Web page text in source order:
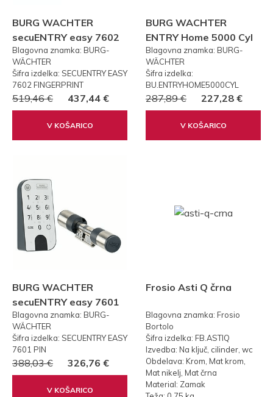
BURG WACHTER
secuENTRY easy 7602
FP PRSTNI ODTIS
Blagovna znamka: BURG-
WÄCHTER
Šifra izdelka: SECUENTRY EASY
7602 FINGERPRINT
519,46 € 437,44 €
V KOŠARICO
BURG WACHTER
ENTRY Home 5000 Cyl
Blagovna znamka: BURG-
WÄCHTER
Šifra izdelka:
BU.ENTRYHOME5000CYL
287,89 € 227,28 €
V KOŠARICO
BURG WACHTER
secuENTRY easy 7601
PIN KODA
Blagovna znamka: BURG-
WÄCHTER
Šifra izdelka: SECUENTRY EASY
7601 PIN
388,03 € 326,76 €
V KOŠARICO
Frosio Asti Q črna
Blagovna znamka: Frosio
Bortolo
Šifra izdelka: FB.ASTIQ
Izvedba: Na ključ, cilinder, wc
Obdelava: Krom, Mat krom,
Mat nikelj, Mat črna
Material: Zamak